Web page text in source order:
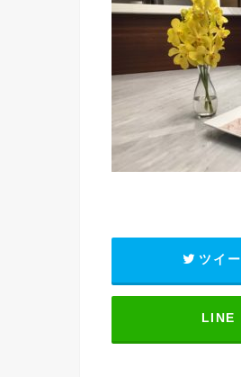
ツイー
LINE